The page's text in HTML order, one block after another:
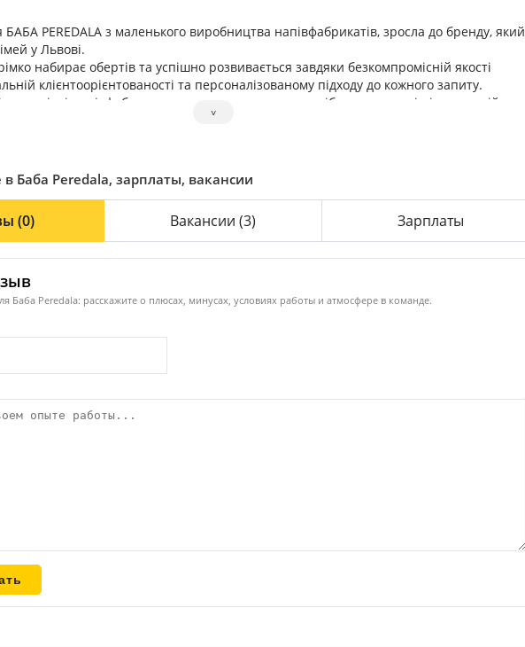
PEREDALA з маленького виробництва напівфабрикатів, зросла до бренду, який
у Львові.
набирає обертів та успішно розвивається завдяки безкомпромісній якості
клієнтоорієнтованості та персоналізованому підходу до кожного запиту.
напівфабрикати — це те, що щодня потрібно людям, які цінують свій час .
найсмачніших напівфабрикатів, які «маст хев» у кожній морозилці.
по всій Україні та за її межами. Долучайтесь до команди БАБИ і будемо
на ринку напівфабрикатів разом.
˅
Баба Peredala, зарплаты, вакансии
(0) Вакансии (3) Зарплаты
Баба Peredala: расскажите о плюсах, минусах, условиях работы и атмосфере в команде.